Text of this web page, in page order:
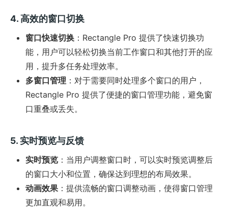
4. 高效的窗口切换
窗口快速切换 ：Rectangle Pro 提供了快速切换功
能，用户可以轻松切换当前工作窗口和其他打开的应
用，提升多任务处理效率。
多窗口管理 ：对于需要同时处理多个窗口的用户，
Rectangle Pro 提供了便捷的窗口管理功能，避免窗
口重叠或丢失。
5. 实时预览与反馈
实时预览 ：当用户调整窗口时，可以实时预览调整后
的窗口大小和位置，确保达到理想的布局效果。
动画效果 ：提供流畅的窗口调整动画，使得窗口管理
更加直观和易用。